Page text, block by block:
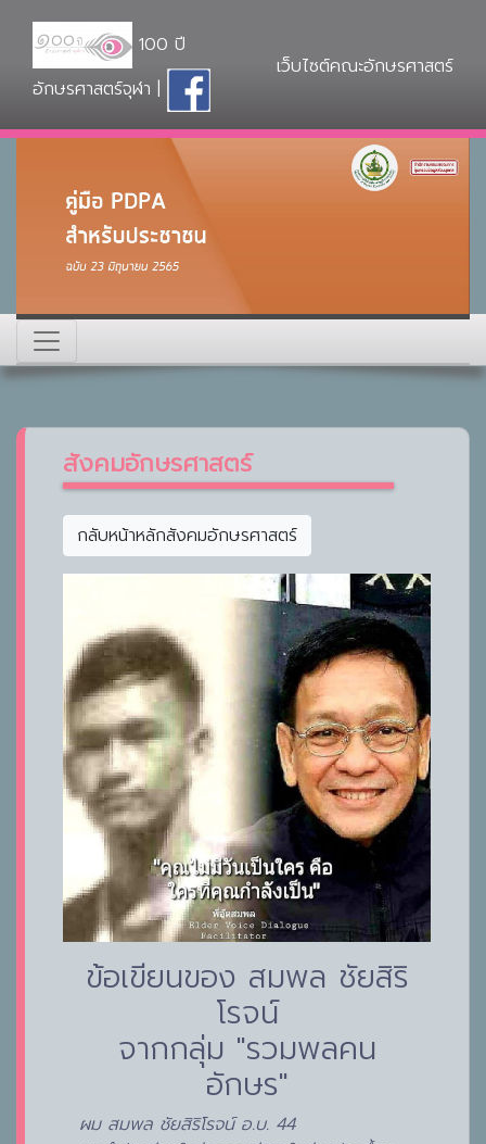
100 ปี
อักษรศาสตร์จุฬา |
เว็บไซต์คณะอักษรศาสตร์
สังคมอักษรศาสตร์
กลับหน้าหลักสังคมอักษรศาสตร์
ข้อเขียนของ สมพล ชัยสิริ
โรจน์
จากกลุ่ม "รวมพลคน
อักษร"
ผม สมพล ชัยสิริโรจน์ อ.บ. 44